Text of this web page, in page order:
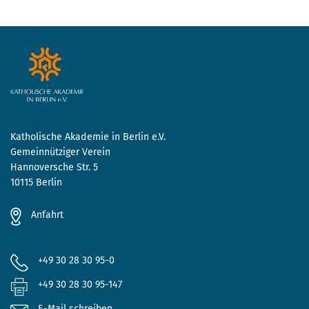
Katholische Akademie in Berlin e.V.
Gemeinnütziger Verein
Hannoversche Str. 5
10115 Berlin
Anfahrt
+49 30 28 30 95-0
+49 30 28 30 95-147